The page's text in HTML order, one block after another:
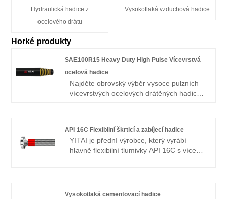
Hydraulická hadice z
ocelového drátu
Vysokotlaká vzduchová hadice
Horké produkty
SAE100R15 Heavy Duty High Pulse Vícevrstvá
ocelová hadice
Najděte obrovský výběr vysoce pulzních
vícevrstvých ocelových drátěných hadic
cenovou výhodu a pokrývají většinu
evropských a amerických trhů. Těšíme se,
že se staneme vaším dlouhodobým
API 16C Flexibilní škrticí a zabíjecí hadice
YITAI je přední výrobce, který vyrábí
hlavně flexibilní tlumivky API 16C s více
Vysokotlaká cementovací hadice